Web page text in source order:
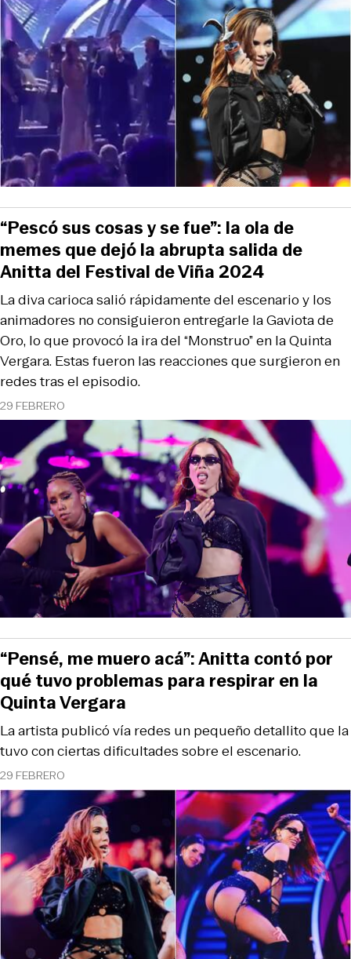
29 FEBRERO
La diva carioca salió rápidamente del escenario y los
animadores no consiguieron entregarle la Gaviota de
Oro, lo que provocó la ira del “Monstruo” en la Quinta
Vergara. Estas fueron las reacciones que surgieron en
redes tras el episodio.
“Pescó sus cosas y se fue”: la ola de
memes que dejó la abrupta salida de
Anitta del Festival de Viña 2024
29 FEBRERO
La artista publicó vía redes un pequeño detallito que la
tuvo con ciertas dificultades sobre el escenario.
“Pensé, me muero acá”: Anitta contó por
qué tuvo problemas para respirar en la
Quinta Vergara